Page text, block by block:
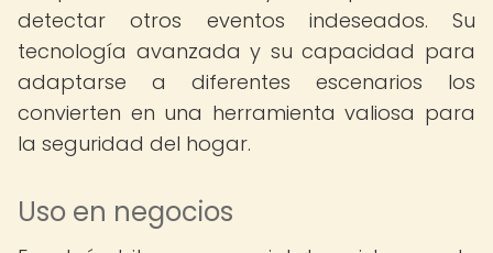
detectar otros eventos indeseados. Su
tecnología avanzada y su capacidad para
adaptarse a diferentes escenarios los
convierten en una herramienta valiosa para
la seguridad del hogar.
Uso en negocios